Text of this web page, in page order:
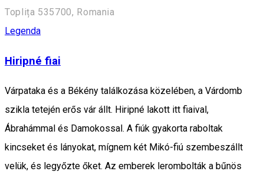
Toplița 535700, Romania
Legenda
Hiripné fiai
Várpataka és a Békény találkozása közelében, a Várdomb
szikla tetején erős vár állt. Hiripné lakott itt fiaival,
Ábrahámmal és Damokossal. A fiúk gyakorta raboltak
kincseket és lányokat, mígnem két Mikó-fiú szembeszállt
velük, és legyőzte őket. Az emberek lerombolták a bűnös